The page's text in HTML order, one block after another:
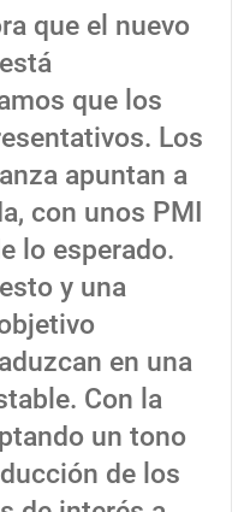
que el nuevo
que los
Los
apuntan a
con unos PMI
lo esperado.
y una
en una
Con la
un tono
de los